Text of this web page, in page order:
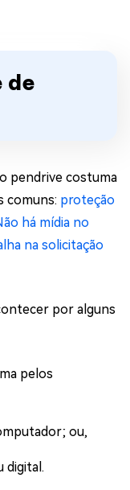
de
pendrive costuma
comuns: proteção
há mídia no
na solicitação
por alguns
pelos
ou,
digital.